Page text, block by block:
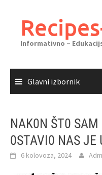
sadržaja
Informativno –
Glavni izbornik
NAK0N ŠT0
0STAVI0 NAS JE
6 kolovoza, 2024